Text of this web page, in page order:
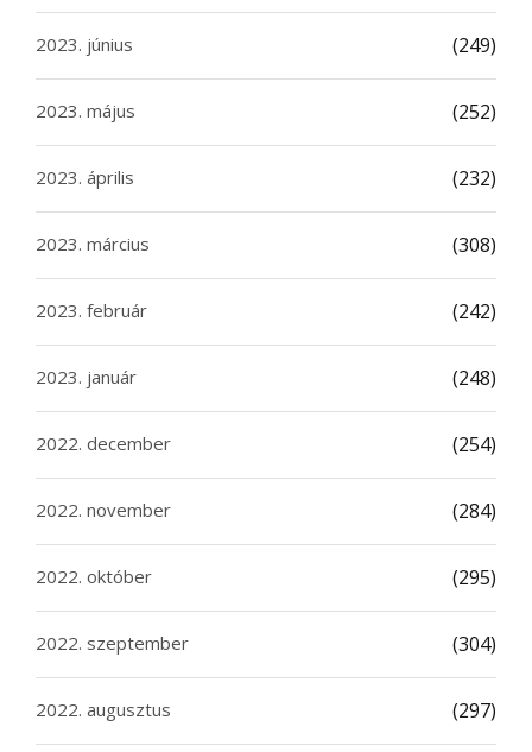
2023. június (249)
2023. május (252)
2023. április (232)
2023. március (308)
2023. február (242)
2023. január (248)
2022. december (254)
2022. november (284)
2022. október (295)
2022. szeptember (304)
2022. augusztus (297)